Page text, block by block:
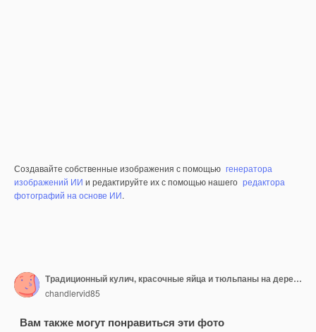
Создавайте собственные изображения с помощью генератора
изображений ИИ и редактируйте их с помощью нашего редактора
фотографий на основе ИИ.
Традиционный кулич, красочные яйца и тюльпаны на деревянном столе.
chandlervid85
Вам также могут понравиться эти фото